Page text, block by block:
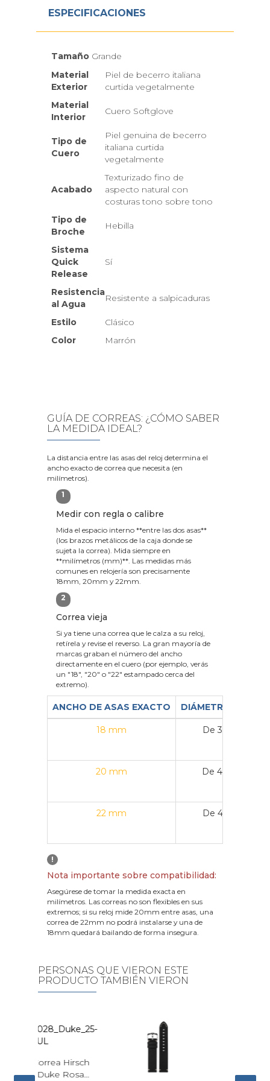
ESPECIFICACIONES
Tamaño Grande
Material
Exterior
Piel de becerro italiana
curtida vegetalmente
Material
Interior
Cuero Softglove
Tipo de
Cuero
Piel genuina de becerro
italiana curtida
vegetalmente
Acabado
Texturizado fino de
aspecto natural con
costuras tono sobre tono
Tipo de
Broche
Hebilla
Sistema
Quick
Release
Sí
Resistencia
al Agua
Resistente a salpicaduras
Estilo
Clásico
Color
Marrón
GUÍA DE CORREAS: ¿CÓMO SABER
LA MEDIDA IDEAL?
La distancia entre las asas del reloj determina el
ancho exacto de correa que necesita (en
milímetros).
1
Medir con regla o calibre
Mida el espacio interno **entre las dos asas**
(los brazos metálicos de la caja donde se
sujeta la correa). Mida siempre en
**milímetros (mm)**. Las medidas más
comunes en relojería son precisamente
18mm, 20mm y 22mm.
2
Correa vieja
Si ya tiene una correa que le calza a su reloj,
retírela y revise el reverso. La gran mayoría de
marcas graban el número del ancho
directamente en el cuero (por ejemplo, verás
un "18", "20" o "22" estampado cerca del
extremo).
ANCHO DE ASAS EXACTO DIÁMETRO DE
18 mm De 36 mm a
20 mm De 40 mm a
22 mm De 43 mm a
!
Nota importante sobre compatibilidad:
Asegúrese de tomar la medida exacta en
milímetros. Las correas no son flexibles en sus
extremos; si su reloj mide 20mm entre asas, una
correa de 22mm no podrá instalarse y una de
18mm quedará bailando de forma insegura.
PERSONAS QUE VIERON ESTE
PRODUCTO TAMBIÉN VIERON